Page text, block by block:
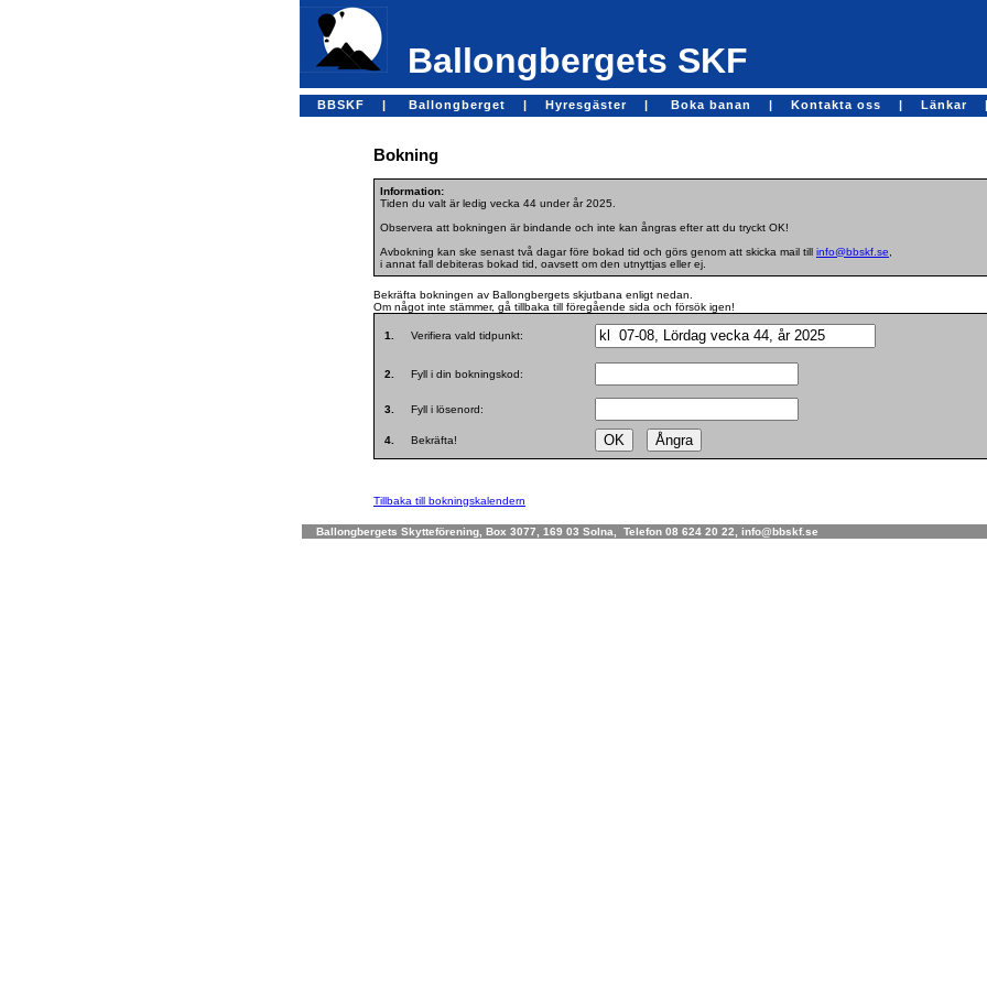
Ballongbergets SKF
BBSKF | Ballongberget | Hyresgäster | Boka banan | Kontakta oss | Länkar |
Bokning
Information:
Tiden du valt är ledig vecka 44 under år 2025.
Observera att bokningen är bindande och inte kan ångras efter att du tryckt OK!
Avbokning kan ske senast två dagar före bokad tid och görs genom att skicka mail till info@bbskf.se
i annat fall debiteras bokad tid, oavsett om den utnyttjas eller ej.
Bekräfta bokningen av Ballongbergets skjutbana enligt nedan.
Om något inte stämmer, gå tillbaka till föregående sida och försök igen!
1. Verifiera vald tidpunkt:
2. Fyll i din bokningskod:
3. Fyll i lösenord:
4. Bekräfta!
Tillbaka till bokningskalendern
Ballongbergets Skytteförening, Box 3077, 169 03 Solna, Telefon 08 624 20 22, info@bbskf.se